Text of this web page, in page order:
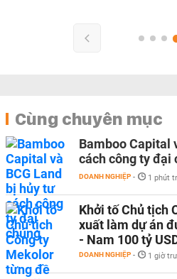
Cùng chuyên mục
Bamboo Capital
cách công ty đại
DOANH NGHIỆP - 1 phút
Khởi tố Chủ tịch
xuất làm dự án
- Nam 100 tỷ
DOANH NGHIỆP - 1 giờ